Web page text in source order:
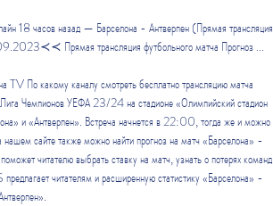
часов назад — Барселона - Антверпен (Прямая трансляция
Прямая трансляция футбольного матча Прогноз ...
TV По какому каналу смотреть бесплатно трансляцию матча
Чемпионов УЕФА 23/24 на стадионе «Олимпийский стадион
и «Антверпен». Встреча начнется в 22:00, тогда же и можно
сайте также можно найти прогноз на матч «Барселона» -
читателю выбрать ставку на матч, узнать о потерях команд
читателям и расширенную статистику «Барселона» -